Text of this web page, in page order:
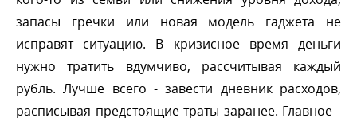
запасы гречки или новая модель гаджета не
исправят ситуацию. В кризисное время деньги
нужно тратить вдумчиво, рассчитывая каждый
рубль. Лучше всего - завести дневник расходов,
расписывая предстоящие траты заранее. Главное -